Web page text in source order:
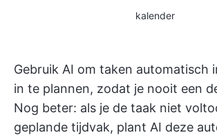
kalender
Gebruik AI om taken automatisch
in te plannen, zodat je nooit een
Nog beter: als je de taak niet
geplande tijdvak, plant AI deze